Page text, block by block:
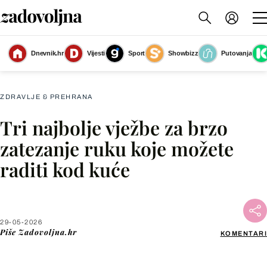
Dnevnik.hr Vijesti Sport Showbizz
Putovanja
Najbolje vježbe za ruke
(Foto: Shutterstock)
ZDRAVLJE & PREHRANA
Tri najbolje vježbe za brzo
zatezanje ruku koje možete
raditi kod kuće
29-05-2026
Piše Zadovoljna.hr KOMENTARI
Facebook
X